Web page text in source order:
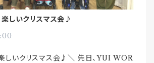
しいクリスマス会♪
いクリスマス会♪＼ 先日、YUI WOR